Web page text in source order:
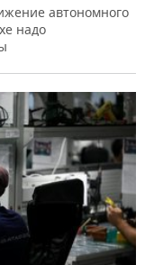
автономного
надо